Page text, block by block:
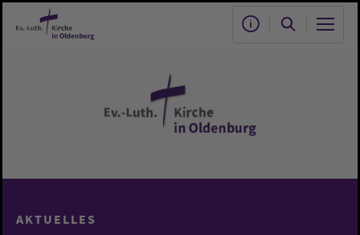
Zum Hauptinhalt springen
AKTUELLES